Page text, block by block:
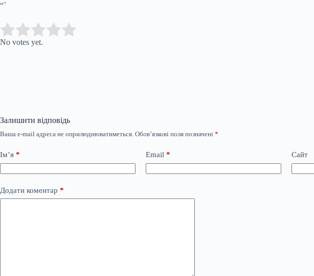
“`
Rate this item:
No votes yet.
Залишити відповідь
Ваша e-mail адреса не оприлюднюватиметься. Обов’язкові поля позначені *
Ім’я * Email * Сайт
Додати коментар *